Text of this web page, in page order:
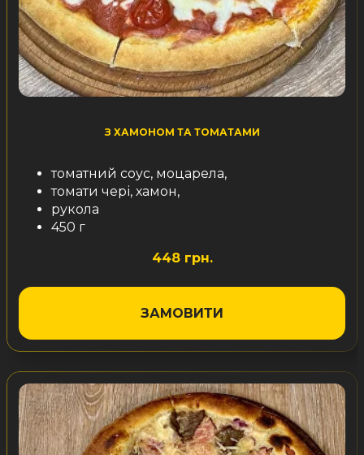
З ХАМОНОМ ТА ТОМАТАМИ
томатний соус, моцарела,
томати чері, хамон,
рукола
450 г
448 грн.
ЗАМОВИТИ